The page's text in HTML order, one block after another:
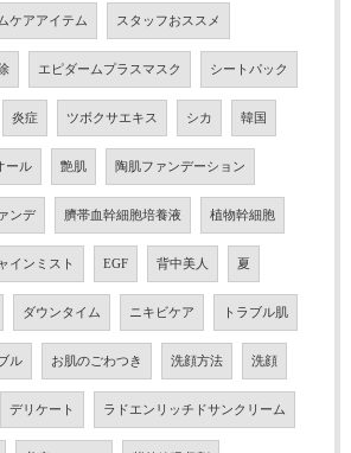
ケアアイテム スタッフおススメ
エピダームプラスマスク シートパック
炎症 ツボクサエキス シカ 韓国
ール 艶肌 陶肌ファンデーション
ンデ 臍帯血幹細胞培養液 植物幹細胞
インミスト EGF 背中美人 夏
ダウンタイム ニキビケア トラブル肌
ル お肌のごわつき 洗顔方法 洗顔
デリケート ラドエンリッチドサンクリーム